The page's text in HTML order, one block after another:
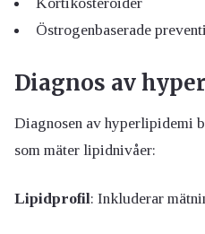
Östrogenbaserade
Diagnos av
Diagnosen av hyperlipidemi
som mäter lipidnivåer:
Lipidprofil: Inkluderar